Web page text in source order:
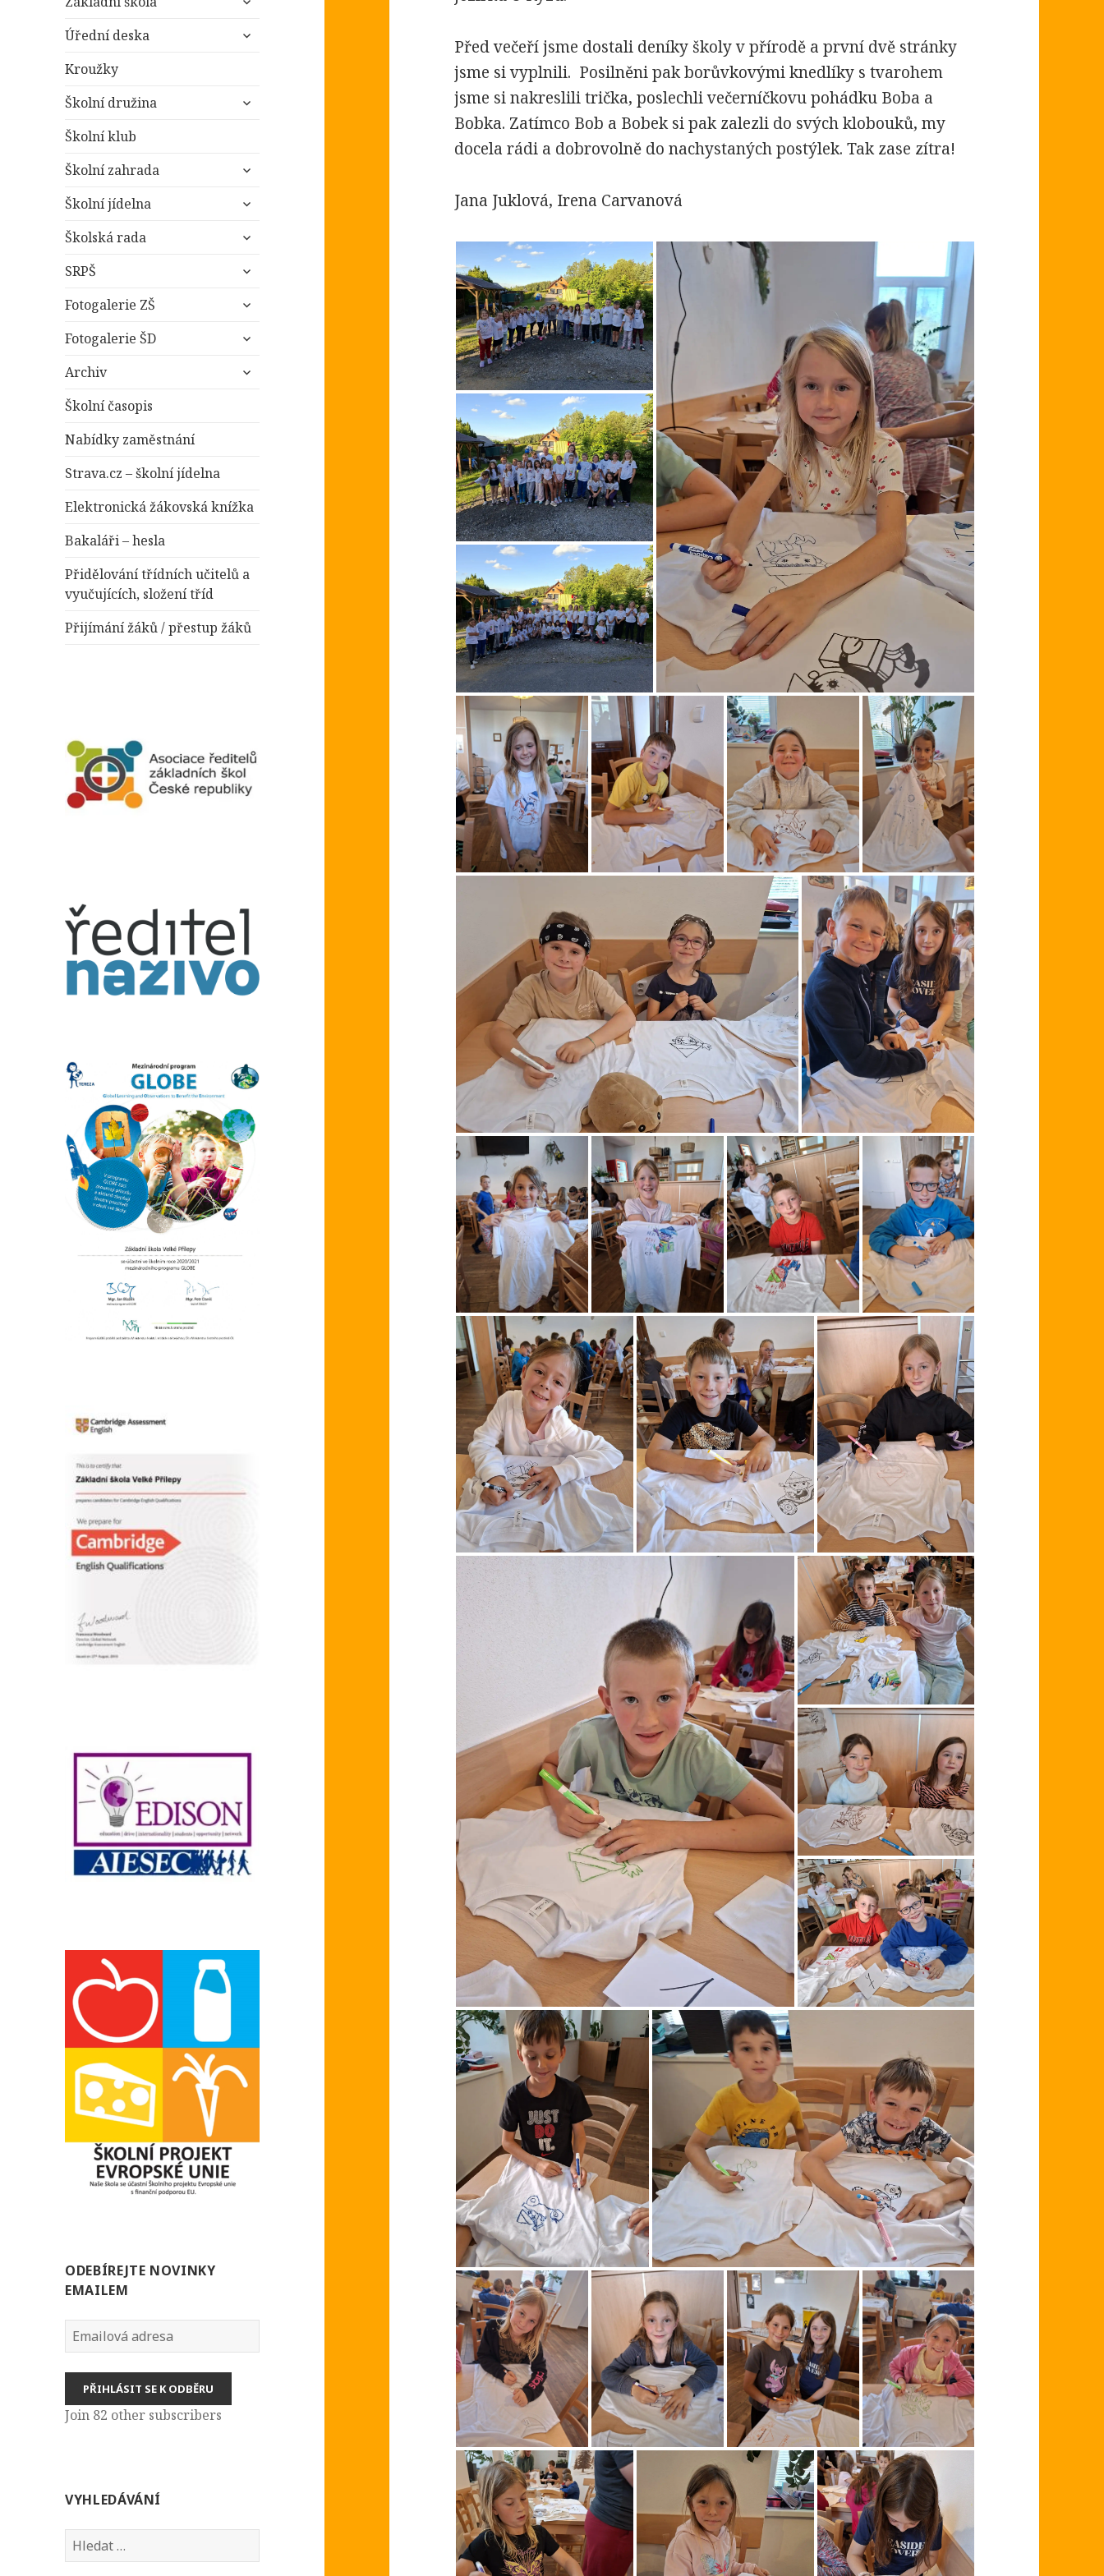
položky
Úřední deska
zobrazit
Kroužky
Školní družina
zobrazit
Školní klub
Školní zahrada
zobrazit
položky
Školní jídelna
zobrazit
položky
Školská rada
zobrazit
položky
SRPŠ
zobrazit
položky
Fotogalerie ZŠ
zobrazit
položky
Fotogalerie ŠD
zobrazit
položky
Archiv
zobrazit
Školní časopis
Nabídky zaměstnání
Strava.cz – školní jídelna
Elektronická žákovská knížka
Bakaláři – hesla
Přidělování třídních učitelů a
vyučujících, složení tříd
Přijímání žáků / přestup žáků
ODEBÍREJTE NOVINKY
EMAILEM
Emailová
adresa
PŘIHLÁSIT SE K ODBĚRU
Join 82 other subscribers
VYHLEDÁVÁNÍ
Vyhledávání
Před večeří jsme dostali deníky školy v přírodě a první dvě stránky
jsme si vyplnili. Posilněni pak borůvkovými knedlíky s tvarohem
jsme si nakreslili trička, poslechli večerníčkovu pohádku Boba a
Bobka. Zatímco Bob a Bobek si pak zalezli do svých klobouků, my
docela rádi a dobrovolně do nachystaných postýlek. Tak zase zítra!
Jana Juklová, Irena Carvanová